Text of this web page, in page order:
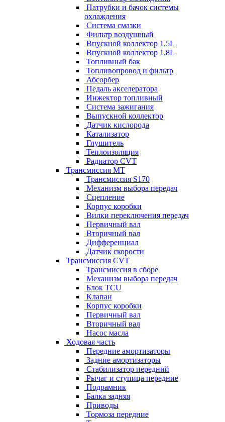
Патрубки и бачок системы
охлаждения
Система смазки
Фильтр воздушный
Впускной коллектор 1.5L
Впускной коллектор 1.8L
Топливный бак
Топливопровод и фильтр
Абсорбер
Педаль акселератора
Инжектор топливный
Система зажигания
Выпускной коллектор
Датчик кислорода
Катализатор
Глушитель
Теплоизоляция
Радиатор CVT
Трансмиссия MT
Трансмиссия S170
Механизм выбора передач
Сцепление
Корпус коробки
Вилки переключения передач
Первичный вал
Вторичный вал
Дифференциал
Датчик скорости
Трансмиссия CVT
Трансмиссия в сборе
Механизм выбора передач
Блок TCU
Клапан
Корпус коробки
Первичный вал
Вторичный вал
Насос масла
Ходовая часть
Передние амортизаторы
Задние амортизаторы
Стабилизатор передний
Рычаг и ступица передние
Подрамник
Балка задняя
Приводы
Тормоза передние